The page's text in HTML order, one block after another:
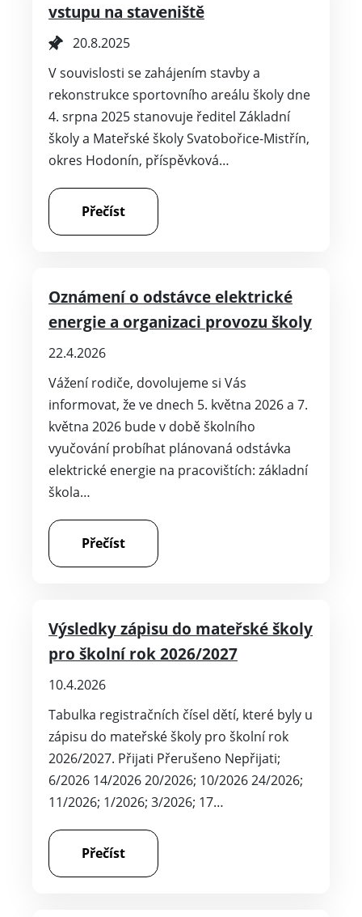
vstupu na staveniště
20.8.2025
V souvislosti se zahájením stavby a
rekonstrukce sportovního areálu školy dne
4. srpna 2025 stanovuje ředitel Základní
školy a Mateřské školy Svatobořice-Mistřín,
okres Hodonín, příspěvková…
Přečíst
Oznámení o odstávce elektrické
energie a organizaci provozu školy
22.4.2026
Vážení rodiče, dovolujeme si Vás
informovat, že ve dnech 5. května 2026 a 7.
května 2026 bude v době školního
vyučování probíhat plánovaná odstávka
elektrické energie na pracovištích: základní
škola…
Přečíst
Výsledky zápisu do mateřské školy
pro školní rok 2026/2027
10.4.2026
Tabulka registračních čísel dětí, které byly u
zápisu do mateřské školy pro školní rok
2026/2027. Přijati Přerušeno Nepřijati;
6/2026 14/2026 20/2026; 10/2026 24/2026;
11/2026; 1/2026; 3/2026; 17…
Přečíst